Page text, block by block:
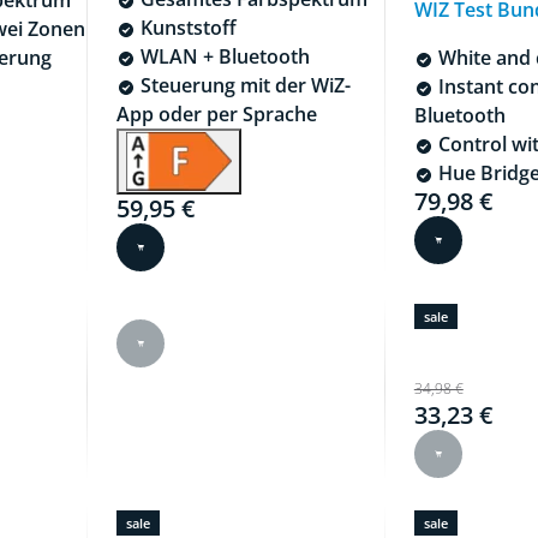
Zonen
€
Kunststoff
WLAN + Bluetooth
Steuerung mit der WiZ-
App oder per Sprache
Current price is 59,95 €
59,95 €
WIZ Test
White
Instant
Bluetooth
Control
Hue
Current
79,98 €
€, price of the products in this bundle sold
sale
Bundle
34,98 €
33,23 €
sale sale